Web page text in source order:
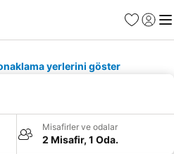
Favoriler
Giriş
yerlerini göster
Misafirler ve odalar
2 Misafir, 1 Oda.